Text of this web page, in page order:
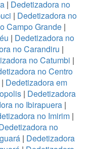
| Dedetizadora no
| Dedetizadora no
Campo Grande |
| Dedetizadora no
no Carandiru |
no Catumbi |
no Centro
| Dedetizadora em
| Dedetizadora
no Ibirapuera|
no Imirim |
no
| Dedetizadora